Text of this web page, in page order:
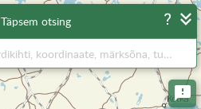
Täpsem otsing